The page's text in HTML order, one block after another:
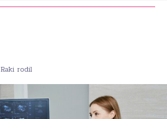
Raki rodil